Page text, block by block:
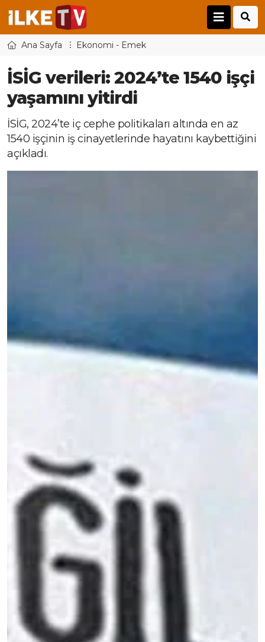
Ana Sayfa Ekonomi - Emek
İSİG verileri: 2024’te 1540 işçi
yaşamını yitirdi
İSİG, 2024’te iç cephe politikaları altında en az
1540 işçinin iş cinayetlerinde hayatını kaybettiğini
açıkladı.